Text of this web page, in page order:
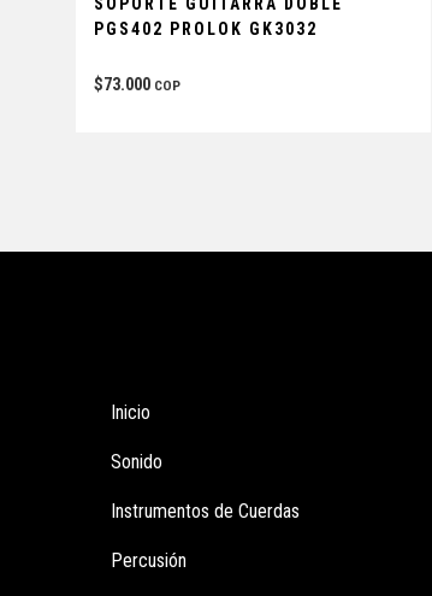
SOPORTE GUITARRA DOBLE
PGS402 PROLOK GK3032
$73.000 COP
Inicio
Sonido
Instrumentos de Cuerdas
Percusión